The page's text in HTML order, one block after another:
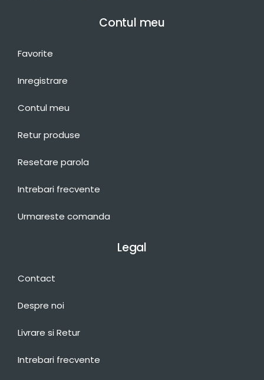
Contul meu
Favorite
Inregistrare
Contul meu
Retur produse
Resetare parola
Intrebari frecvente
Urmareste comanda
Legal
Contact
Despre noi
Livrare si Retur
Intrebari frecvente